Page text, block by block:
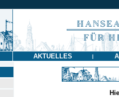
AKTUELLES |